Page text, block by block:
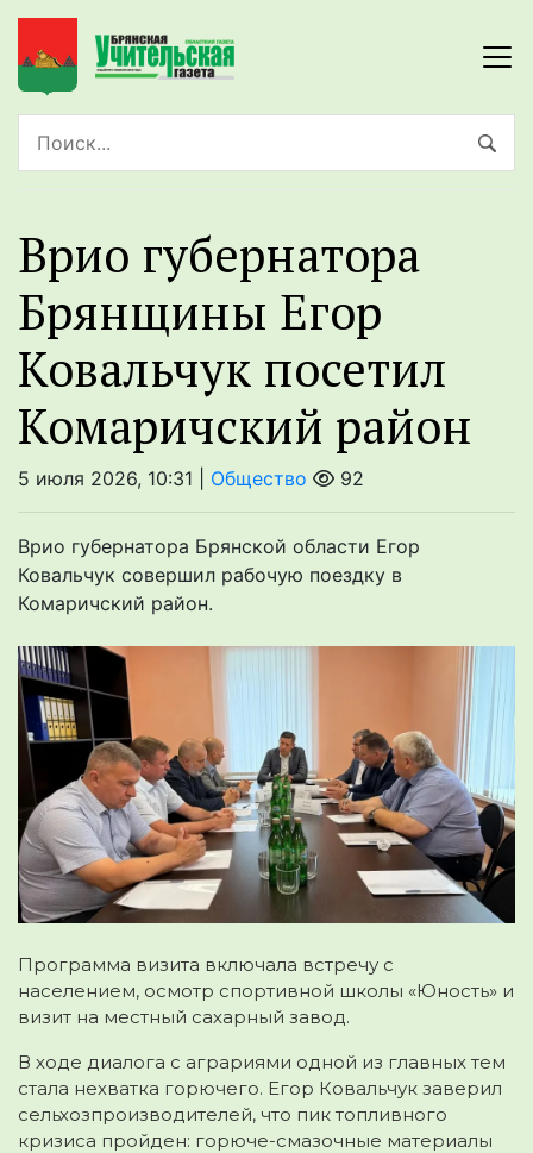
Врио губернатора
Брянщины Егор
Ковальчук посетил
Комаричский район
5 июля 2026, 10:31 | Общество 92
Врио губернатора Брянской области Егор
Ковальчук совершил рабочую поездку в
Комаричский район.
Программа визита включала встречу с
населением, осмотр спортивной школы «Юность» и
визит на местный сахарный завод.
В ходе диалога с аграриями одной из главных тем
стала нехватка горючего. Егор Ковальчук заверил
сельхозпроизводителей, что пик топливного
кризиса пройден: горюче-смазочные материалы